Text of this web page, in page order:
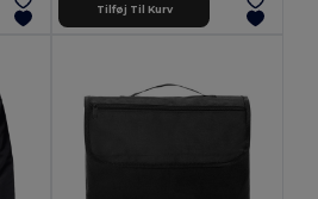
Tilføj Til Kurv